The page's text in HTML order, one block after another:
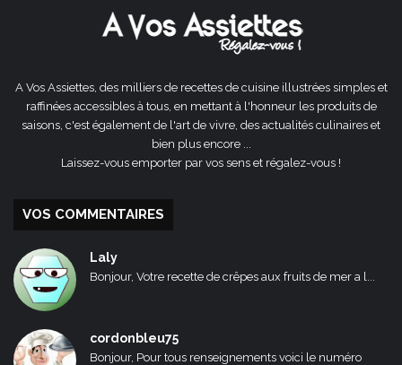
A Vos Assiettes, des milliers de recettes de cuisine illustrées simples et
raffinées accessibles à tous, en mettant à l'honneur les produits de
saisons, c'est également de l'art de vivre, des actualités culinaires et
bien plus encore ...
Laissez-vous emporter par vos sens et régalez-vous !
VOS COMMENTAIRES
Laly
Bonjour, Votre recette de crêpes aux fruits de mer a l...
cordonbleu75
Bonjour, Pour tous renseignements voici le numéro